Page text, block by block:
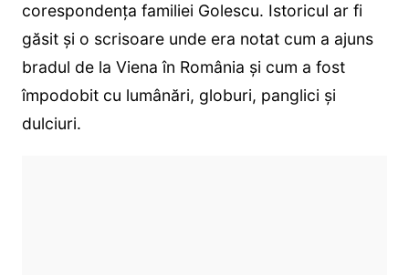
corespondența familiei Golescu. Istoricul ar fi
găsit și o scrisoare unde era notat cum a ajuns
bradul de la Viena în România și cum a fost
împodobit cu lumânări, globuri, panglici și
dulciuri.